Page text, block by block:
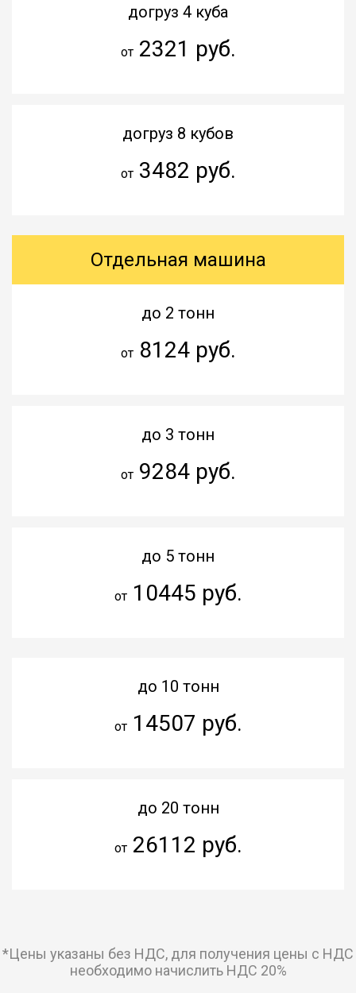
догруз 4 куба
от2321 руб.
догруз 8 кубов
от3482 руб.
Отдельная машина
до 2 тонн
от8124 руб.
до 3 тонн
от9284 руб.
до 5 тонн
от10445 руб.
до 10 тонн
от14507 руб.
до 20 тонн
от26112 руб.
*Цены указаны без НДС, для получения цены с НДС
необходимо начислить НДС 20%